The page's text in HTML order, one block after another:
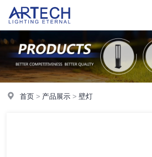
首页 > 产品展示 >壁灯